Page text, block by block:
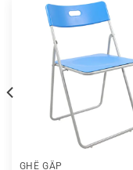
GHẾ GẤP